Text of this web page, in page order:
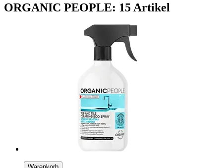
ORGANIC PEOPLE: 15 Artikel